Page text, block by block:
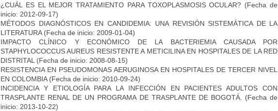
¿CUÁL ES EL MEJOR TRATAMIENTO PARA TOXOPLASMOSIS OCULAR? (Fecha de
inicio: 2012-09-17)
MÉTODOS DIAGNÓSTICOS EN CANDIDEMIA: UNA REVISIÓN SISTEMÁTICA DE LA
LITERATURA(Fecha de inicio: 2009-01-04)
IMPACTO CLÍNICO Y ECONÓMICO DE LA BACTERIEMIA CAUSADA POR
STAPHYLOCOCCUS AUREUS RESISTENTE A METICILINA EN HOSPITALES DE LA RED
DISTRITAL (Fecha de inicio: 2008-08-15)
RESISTENCIA EN PSEUDOMONAS AERUGINOSA EN HOSPITALES DE TERCER NIVEL
EN COLOMBIA (Fecha de inicio: 2010-09-24)
INCIDENCIA Y ETIOLOGÍA PARA LA INFECCIÓN EN PACIENTES ADULTOS CON
TRASPLANTE RENAL DE UN PROGRAMA DE TRASPLANTE DE BOGOTÁ.
(Fecha de
inicio: 2013-10-22)